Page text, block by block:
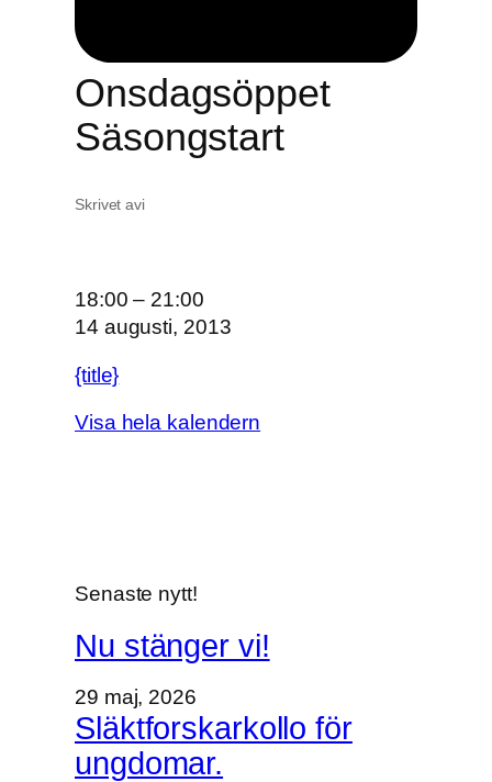
Onsdagsöppet
Säsongstart
Skrivet avi
O
n
d
g
t
ä
o
n
g
18:00 – 21:00
14 augusti, 2013
{title}
Visa hela kalendern
Senaste nytt!
Nu stänger vi!
29 maj, 2026
Släktforskarkollo för
ungdomar.